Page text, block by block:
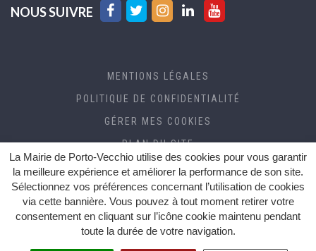
La Mairie de Porto-Vecchio utilise des cookies pour vous garantir
la meilleure expérience et améliorer la performance de son site.
Sélectionnez vos préférences concernant l’utilisation de cookies
via cette bannière. Vous pouvez à tout moment retirer votre
consentement en cliquant sur l’icône cookie maintenu pendant
toute la durée de votre navigation.
NOUS SUIVRE
Lien
compte
Lien
compte
Lien
compte
Lien
compte
LinkedinYoutube
MENTIONS LÉGALES
POLITIQUE DE CONFIDENTIALITÉ
GÉRER MES COOKIES
PLAN DU SITE
CRÉDITS
ACCESSIBILITÉ (RGAA)